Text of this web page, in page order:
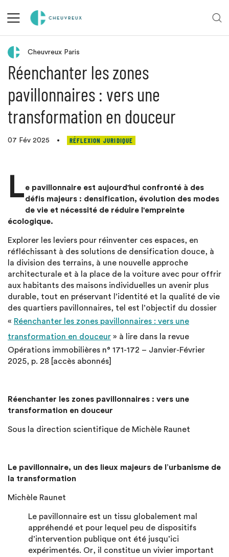
Retour aux actualités
Cheuvreux Paris
Réenchanter les zones
pavillonnaires : vers une
transformation en douceur
07 Fév 2025 • RÉFLEXION JURIDIQUE
Le pavillonnaire est aujourd'hui confronté à des
défis majeurs : densification, évolution des modes
de vie et nécessité de réduire l'empreinte
écologique.
Explorer les leviers pour réinventer ces espaces, en
réfléchissant à des solutions de densification douce, à
la division des terrains, à une nouvelle approche
architecturale et à la place de la voiture avec pour offrir
aux habitants des maisons individuelles un avenir plus
durable, tout en préservant l’identité et la qualité de vie
des quartiers pavillonnaires, tel est l’objectif du dossier
« Réenchanter les zones pavillonnaires : vers une
transformation en douceur » à lire dans la revue
Opérations immobilières n° 171-172 – Janvier-Février
2025, p. 28 [accès abonnés]
Réenchanter les zones pavillonnaires : vers une
transformation en douceur
Sous la direction scientifique de Michèle Raunet
Le pavillonnaire, un des lieux majeurs de l’urbanisme de
la transformation
Michèle Raunet
Le pavillonnaire est un tissu globalement mal
appréhendé et pour lequel peu de dispositifs
d’intervention publique ont été jusqu’ici
expérimentés. Or, il constitue un vivier important